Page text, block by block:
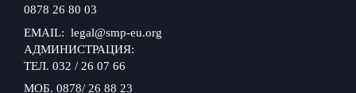
0878 26 80 03
EMAIL: legal@smp-eu.org
АДМИНИСТРАЦИЯ:
ТЕЛ. 032 / 26 07 66
МОБ. 0878/ 26 88 23